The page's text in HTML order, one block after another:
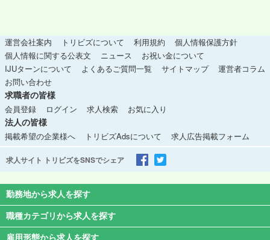
運営会社案内 トリビズについて 利用規約
個人情報保護方針
個人情報に関する公表文
ニュース
お祝い金について
IJUターンについて
よくあるご質問一覧 サイトマップ
運営者コラム
お問い合わせ
求職者の皆様
会員登録 ログイン 求人検索 お気に入り
法人の皆様
掲載希望の企業様へ トリビズAdsについて 求人広告掲載フォーム
求人サイト トリビズをSNSでシェア
勤務地から求人を探す
職種カテゴリから求人を探す
雇用形態から求人を探す